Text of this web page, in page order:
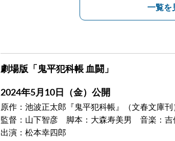
一覧を
劇場版「鬼平犯科帳 血闘」
2024年5月10日（金）公開
原作：池波正太郎『鬼平犯科帳』（文春文庫刊
監督：山下智彦 脚本：大森寿美男 音楽：吉
出演：松本幸四郎